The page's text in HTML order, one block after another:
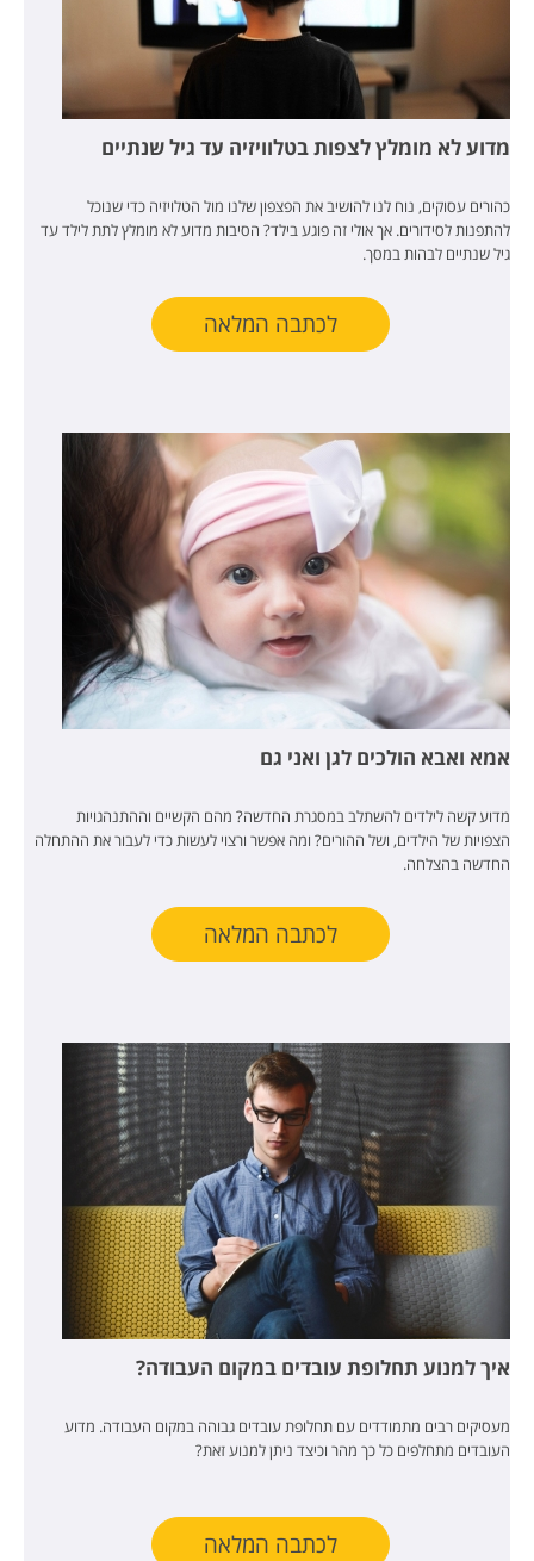
מדוע לא מומלץ לצפות בטלוויזיה עד גיל שנתיים
כהורים עסוקים, נוח לנו להושיב את הפצפון שלנו מול הטלויזיה כדי שנוכל
להתפנות לסידורים. אך אולי זה פוגע בילד? הסיבות מדוע לא מומלץ לתת לילד עד
גיל שנתיים לבהות במסך.
לכתבה המלאה
אמא ואבא הולכים לגן ואני גם
מדוע קשה לילדים להשתלב במסגרת החדשה? מהם הקשיים וההתנהגויות
הצפויות של הילדים, ושל ההורים? ומה אפשר ורצוי לעשות כדי לעבור את ההתחלה
החדשה בהצלחה.
לכתבה המלאה
איך למנוע תחלופת עובדים במקום העבודה?
מעסיקים רבים מתמודדים עם תחלופת עובדים גבוהה במקום העבודה. מדוע
העובדים מתחלפים כל כך מהר וכיצד ניתן למנוע זאת?
לכתבה המלאה